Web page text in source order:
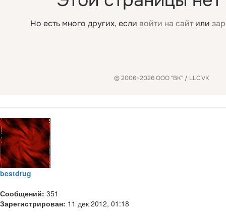
bestdrug
Сообщений: 351
Зарегистрирован: 11 дек 2012, 01:18